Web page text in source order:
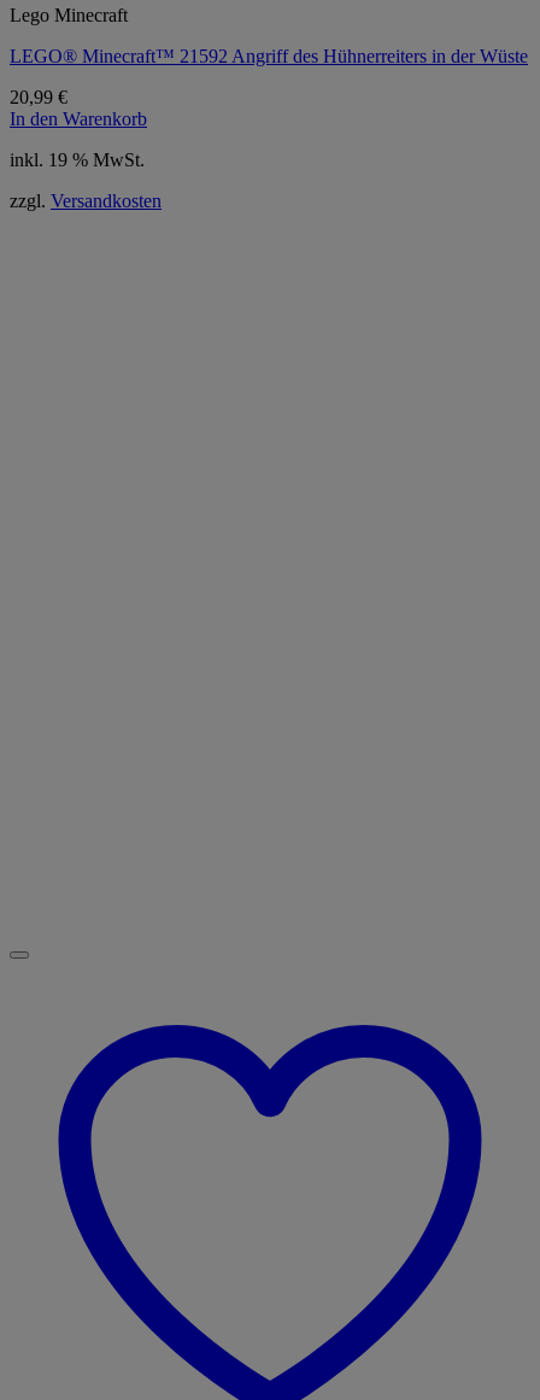
Lego Minecraft
LEGO® Minecraft™ 21592 Angriff des Hühnerreiters in der Wüste
20,99 €
In den Warenkorb
inkl. 19 % MwSt.
zzgl. Versandkosten